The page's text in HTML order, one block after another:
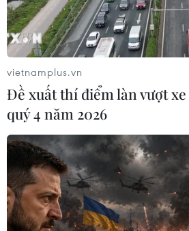
Gặp gỡ bác sỹ âm thầm
cho nhiều bệnh nhi
27/02/2024 01:19
Bác sỹ Trần Minh Long, Trưởng
vietnamplus.vn
Đề xuất thí điểm làn vượt
quý 4 năm 2026